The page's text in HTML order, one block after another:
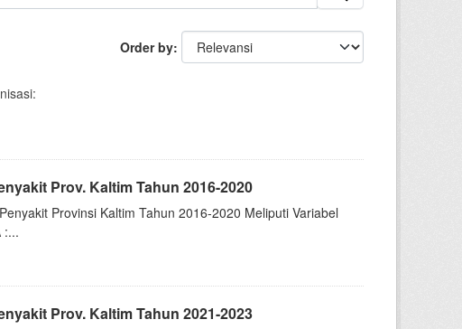
Order by
Prov. Kaltim Tahun 2016-2020
Provinsi Kaltim Tahun 2016-2020 Meliputi Variabel
:...
Prov. Kaltim Tahun 2021-2023